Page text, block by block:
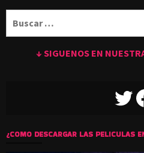
↓ SIGUENOS EN
TWITTER
¿COMO DESCARGAR LAS PELICULAS